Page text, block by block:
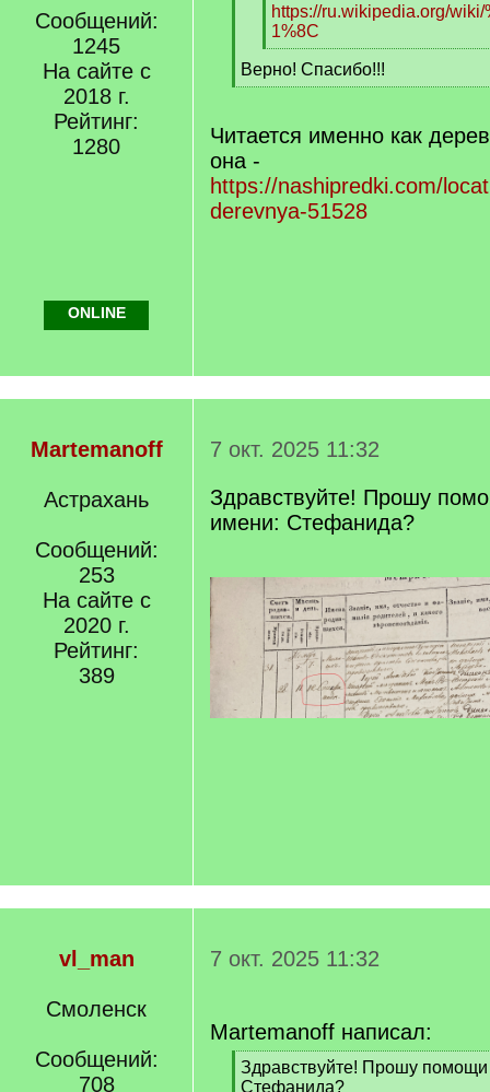
Сообщений:
1245
На сайте с
2018 г.
Рейтинг:
1280
[
q
]
https://ru.wikipedia.org/
1%8C
[
/
q
Верно! Спасибо!!!
[
q
]
Читается именно как
она -
https://nashipredki.com/
derevnya-51528
ONLINE
Martemanoff
Астрахань
Сообщений:
253
На сайте с
2020 г.
Рейтинг:
389
7 окт. 2025 11:32
Здравствуйте! Прошу
имени: Стефанида?
vl_man
Смоленск
Сообщений:
708
7 окт. 2025 11:32
Martemanoff написал:
[
q
Здравствуйте! Прошу
Стефанида?